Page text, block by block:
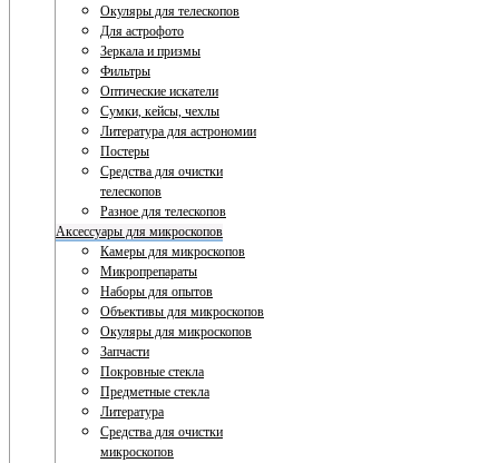
Окуляры для телескопов
Для астрофото
Зеркала и призмы
Фильтры
Оптические искатели
Сумки, кейсы, чехлы
Литература для астрономии
Постеры
Средства для очистки
телескопов
Разное для телескопов
Аксессуары для микроскопов
Камеры для микроскопов
Микропрепараты
Наборы для опытов
Объективы для микроскопов
Окуляры для микроскопов
Запчасти
Покровные стекла
Предметные стекла
Литература
Средства для очистки
микроскопов